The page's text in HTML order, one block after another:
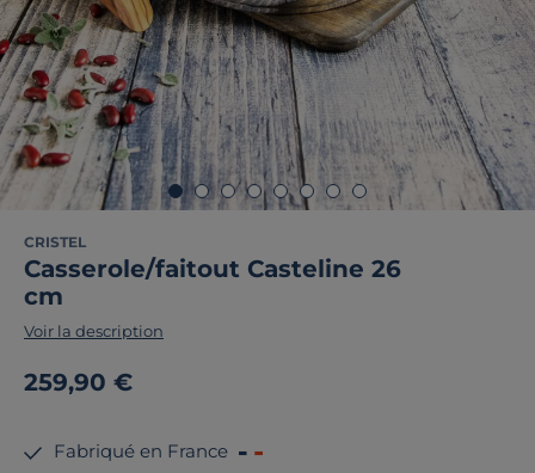
CRISTEL
Casserole/faitout Casteline 26
cm
Voir la description
259,90 €
Fabriqué en France